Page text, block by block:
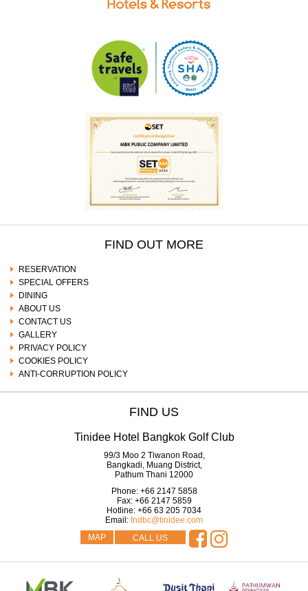
FIND OUT MORE
RESERVATION
SPECIAL OFFERS
DINING
ABOUT US
CONTACT US
GALLERY
PRIVACY POLICY
COOKIES POLICY
ANTI-CORRUPTION POLICY
FIND US
Tinidee Hotel Bangkok Golf Club
99/3 Moo 2 Tiwanon Road,
Bangkadi, Muang District,
Pathum Thani 12000
Phone: +66 2147 5858
Fax: +66 2147 5859
Hotline: +66 63 205 7034
Email: tndbc@tinidee.com
MAP
CALL US